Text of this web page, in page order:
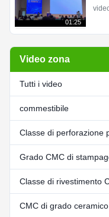
01:25
Video zona
Tutti i video
commestibile
Classe di perforazione
Grado CMC di
Classe di rivestimento
CMC di grado ceramico